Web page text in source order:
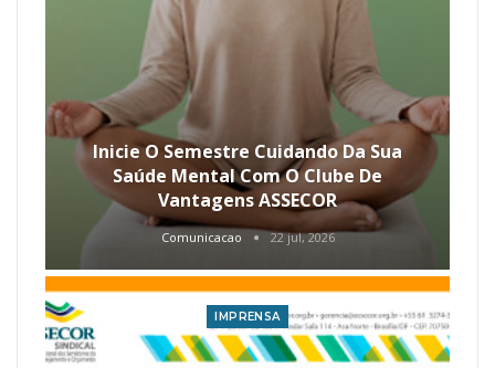
Inicie O Semestre Cuidando Da Sua
Saúde Mental Com O Clube De
Vantagens ASSECOR
Comunicacao 22 jul, 2026
IMPRENSA